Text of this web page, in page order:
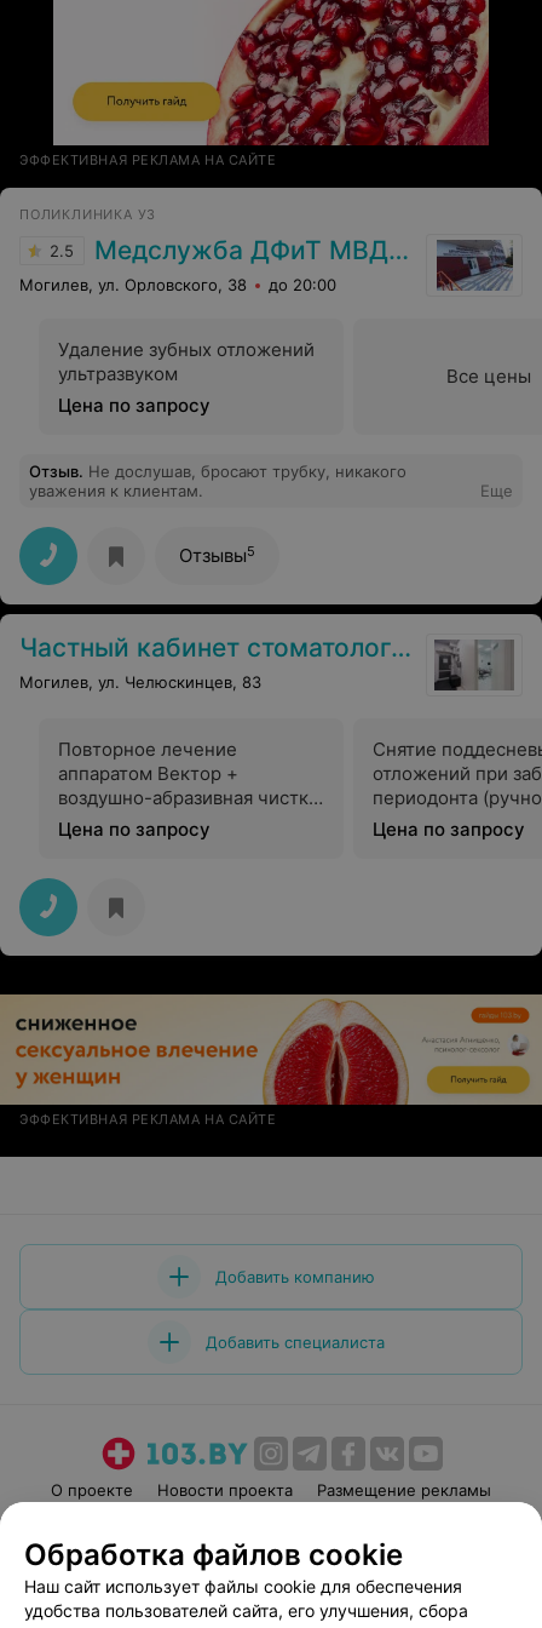
ЭФФЕКТИВНАЯ РЕКЛАМА НА САЙТЕ
ПОЛИКЛИНИКА УЗ
2.5 Медслужба ДФиТ МВД РБ Могилева
Могилев, ул. Орловского, 38 до 20:00
Удаление зубных отложений
ультразвуком
Цена по запросу
Все цены
Отзыв. Не дослушав, бросают трубку, никакого
уважения к клиентам.
Еще
Отзывы5
Частный кабинет стоматолога Анны Ракутько
Могилев, ул. Челюскинцев, 83
Повторное лечение
аппаратом Вектор +
воздушно-абразивная чистка
(глицин) + ультразвуковая
чистка
Цена по запросу
Снятие
отложений при
периодонта
ультразвук)
Цена по запросу
ЭФФЕКТИВНАЯ РЕКЛАМА НА САЙТЕ
Добавить компанию
Добавить специалиста
О проекте Новости проекта
Размещение рекламы
Пользовательское соглашение
Способы оплаты
Вакансии
Партнеры
Обработка файлов cookie
Наш сайт использует файлы cookie для обеспечения
удобства пользователей сайта, его улучшения, сбора